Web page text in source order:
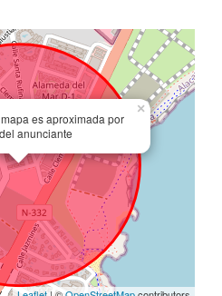
es aproximada por
anunciante
×